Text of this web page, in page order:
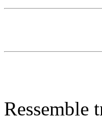
Ressemble